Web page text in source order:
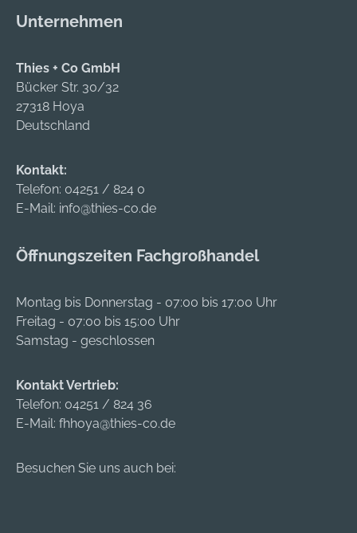
Unternehmen
Thies + Co GmbH
Bücker Str. 30/32
27318 Hoya
Deutschland
Kontakt:
Telefon: 04251 / 824 0
E-Mail: info@thies-co.de
Öffnungszeiten Fachgroßhandel
Montag bis Donnerstag - 07:00 bis 17:00 Uhr
Freitag - 07:00 bis 15:00 Uhr
Samstag - geschlossen
Kontakt Vertrieb:
Telefon: 04251 / 824 36
E-Mail: fhhoya@thies-co.de
Besuchen Sie uns auch bei: